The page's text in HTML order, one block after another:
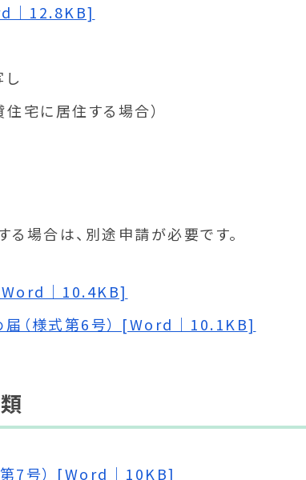
｜12.8KB]
宅に居住する場合）
場合は、別途申請が必要です。
[Word｜10.4KB]
届（様式第6号） [Word｜10.1KB]
第7号） [Word｜10KB]